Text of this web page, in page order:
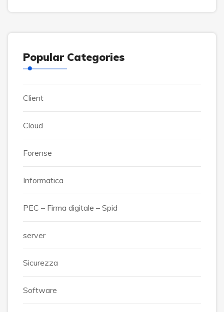
Popular Categories
Client
Cloud
Forense
Informatica
PEC – Firma digitale – Spid
server
Sicurezza
Software